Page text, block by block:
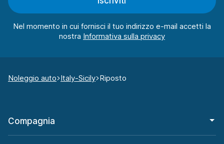
Nel momento in cui fornisci il tuo indirizzo e-mail accetti la
nostra
Noleggio auto Italy-Sicily Riposto
Compagnia